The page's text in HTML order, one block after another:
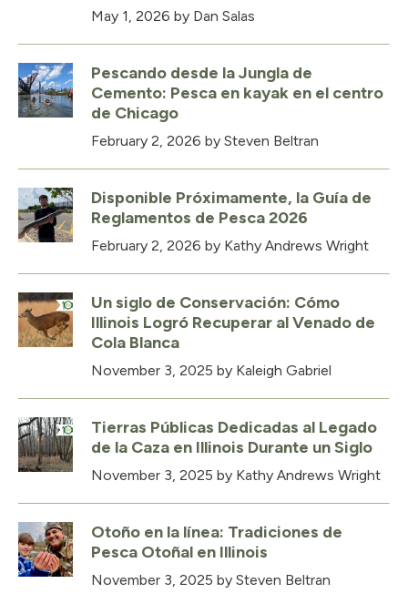
May 1, 2026 by Dan Salas
Pescando desde la Jungla de
Cemento: Pesca en kayak en el centro
de Chicago
February 2, 2026 by Steven Beltran
Disponible Próximamente, la Guía de
Reglamentos de Pesca 2026
February 2, 2026 by Kathy Andrews Wright
Un siglo de Conservación: Cómo
Illinois Logró Recuperar al Venado de
Cola Blanca
November 3, 2025 by Kaleigh Gabriel
Tierras Públicas Dedicadas al Legado
de la Caza en Illinois Durante un Siglo
November 3, 2025 by Kathy Andrews Wright
Otoño en la línea: Tradiciones de
Pesca Otoñal en Illinois
November 3, 2025 by Steven Beltran